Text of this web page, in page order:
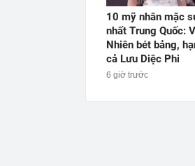
10 mỹ nhân mặc
nhất Trung Quốc:
Nhiên bét bảng,
cả Lưu Diệc Phi
6 giờ trước